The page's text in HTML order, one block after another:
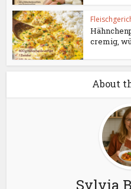
cremig,
About
Sylvia